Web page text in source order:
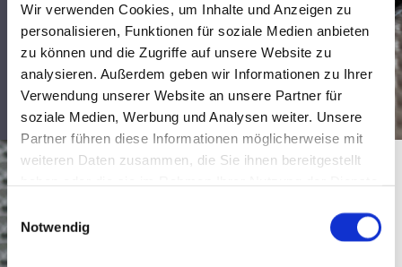
Wir verwenden Cookies, um Inhalte und Anzeigen zu
personalisieren, Funktionen für soziale Medien anbieten
zu können und die Zugriffe auf unsere Website zu
analysieren. Außerdem geben wir Informationen zu Ihrer
Verwendung unserer Website an unsere Partner für
soziale Medien, Werbung und Analysen weiter. Unsere
Partner führen diese Informationen möglicherweise mit
weiteren Daten zusammen, die Sie ihnen bereitgestellt
Einwilligungsauswahl
Notwendig
Hybridverfahren eine spannende Möglichkeit,
Oberflächen in eine neue Dimension zu bringen
(3D-Optik).
Integrierte Funktionalität